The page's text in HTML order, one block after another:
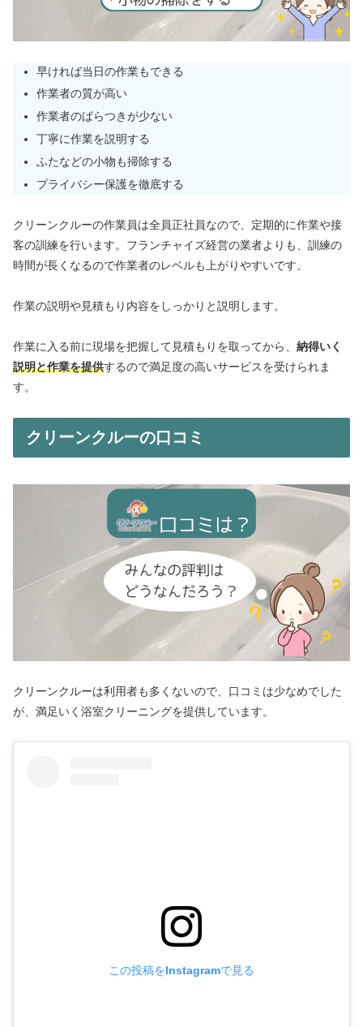
早ければ当日の作業もできる
作業者の質が高い
作業者のばらつきが少ない
丁寧に作業を説明する
ふたなどの小物も掃除する
プライバシー保護を徹底する
クリーンクルーの作業員は全員正社員なので、定期的に作業や接
客の訓練を行います。フランチャイズ経営の業者よりも、訓練の
時間が長くなるので作業者のレベルも上がりやすいです。
作業の説明や見積もり内容をしっかりと説明します。
作業に入る前に現場を把握して見積もりを取ってから、 納得いく
説明と作業を提供するので満足度の高いサービスを受けられま
す。
クリーンクルーの口コミ
クリーンクルーは利用者も多くないので、口コミは少なめでした
が、満足いく浴室クリーニングを提供しています。
この投稿をInstagramで見る